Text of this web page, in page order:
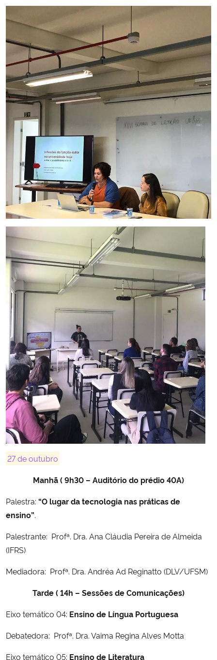
27 de outubro
Manhã ( 9h30 – Auditório do prédio 40A)
Palestra: “O lugar da tecnologia nas práticas de
ensino”.
Palestrante: Profª. Dra. Ana Cláudia Pereira de Almeida
(IFRS)
Mediadora: Profª. Dra. Andréa Ad Reginatto (DLV/UFSM)
Tarde ( 14h – Sessões de Comunicações)
Eixo temático 04: Ensino de Língua Portuguesa
Debatedora: Profª. Dra. Vaima Regina Alves Motta
Eixo temático 05: Ensino de Literatura